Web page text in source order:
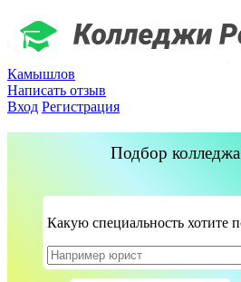
Камышлов
Написать отзыв
Вход Регистрация
Подбор
Какую специальность хотите